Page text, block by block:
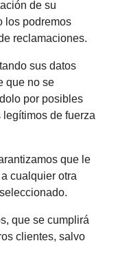
de su
los podremos
reclamaciones.
sus datos
que no se
por posibles
de fuerza
que le
cualquier otra
que se cumplirá
clientes, salvo